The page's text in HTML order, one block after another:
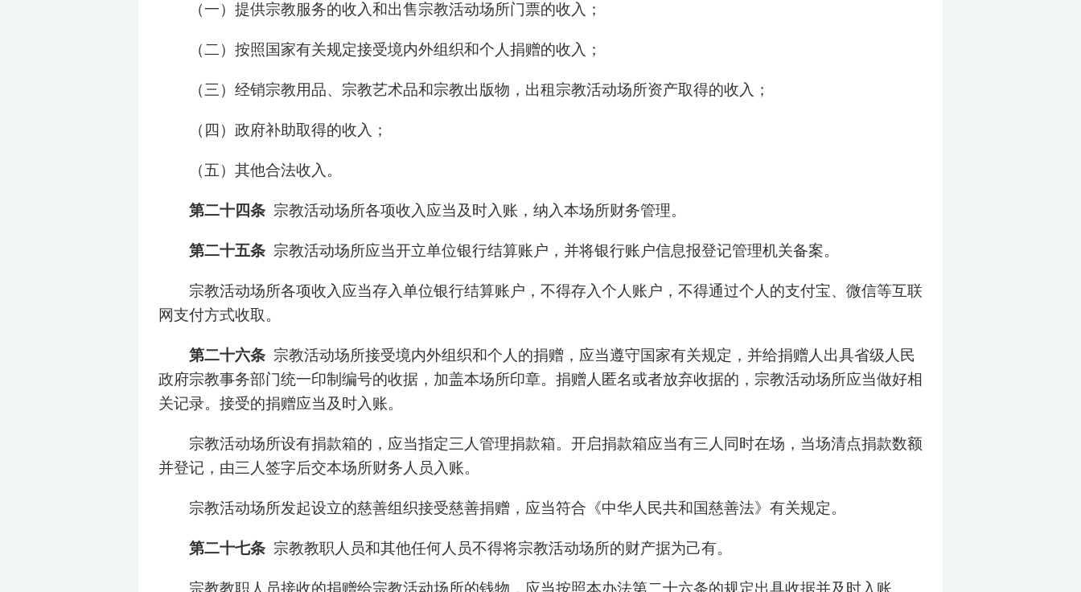
（一）提供宗教服务的收入和出售宗教活动场所门票的收入；
（二）按照国家有关规定接受境内外组织和个人捐赠的收入；
（三）经销宗教用品、宗教艺术品和宗教出版物，出租宗教活动场所资产取得的收入；
（四）政府补助取得的收入；
（五）其他合法收入。
第二十四条 宗教活动场所各项收入应当及时入账，纳入本场所财务管理。
第二十五条 宗教活动场所应当开立单位银行结算账户，并将银行账户信息报登记管理机关备案。
宗教活动场所各项收入应当存入单位银行结算账户，不得存入个人账户，不得通过个人的支付宝、微信等互联
网支付方式收取。
第二十六条 宗教活动场所接受境内外组织和个人的捐赠，应当遵守国家有关规定，并给捐赠人出具省级人民
政府宗教事务部门统一印制编号的收据，加盖本场所印章。捐赠人匿名或者放弃收据的，宗教活动场所应当做好相
关记录。接受的捐赠应当及时入账。
宗教活动场所设有捐款箱的，应当指定三人管理捐款箱。开启捐款箱应当有三人同时在场，当场清点捐款数额
并登记，由三人签字后交本场所财务人员入账。
宗教活动场所发起设立的慈善组织接受慈善捐赠，应当符合《中华人民共和国慈善法》有关规定。
第二十七条 宗教教职人员和其他任何人员不得将宗教活动场所的财产据为己有。
宗教教职人员接收的捐赠给宗教活动场所的钱物，应当按照本办法第二十六条的规定出具收据并及时入账。